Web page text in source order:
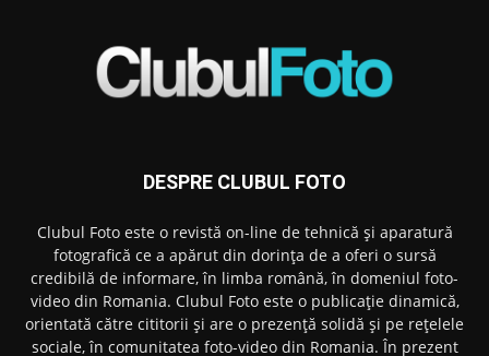
DESPRE CLUBUL FOTO
Clubul Foto este o revistă on-line de tehnică și aparatură
fotografică ce a apărut din dorința de a oferi o sursă
credibilă de informare, în limba română, în domeniul foto-
video din Romania. Clubul Foto este o publicație dinamică,
orientată către cititorii și are o prezență solidă și pe rețelele
sociale, în comunitatea foto-video din Romania. În prezent